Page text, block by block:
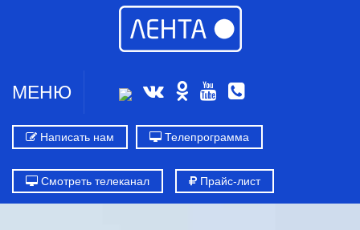
МЕНЮ
Написать нам Телепрограмма
Смотреть телеканал Прайс-лист